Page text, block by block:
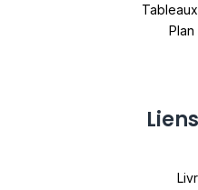
Plan